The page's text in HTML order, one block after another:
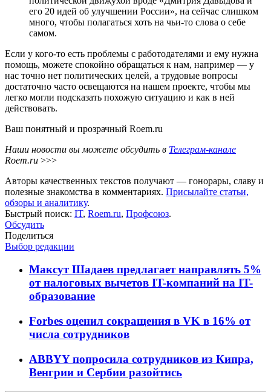
его 20 идей об улучшении России», на сейчас слишком
много, чтобы полагаться хоть на чьи-то слова о себе
самом.
Если у кого-то есть проблемы с работодателями и ему нужна
помощь, можете спокойно обращаться к нам, например — у
нас точно нет политических целей, а трудовые вопросы
достаточно часто освещаются на нашем проекте, чтобы мы
легко могли подсказать похожую ситуацию и как в ней
действовать.
Ваш понятный и прозрачный Roem.ru
Наши новости вы можете обсудить в Телеграм-канале
Roem.ru >>>
Авторы качественных текстов получают — гонорары, славу и
полезные знакомства в комментариях. Присылайте статьи,
обзоры и аналитику.
Быстрый поиск: IT, Roem.ru, Профсоюз.
Обсудить
Поделиться
Выбор редакции
Максут Шадаев предлагает направлять 5%
от налоговых вычетов IT-компаний на IT-
образование
Forbes оценил сокращения в VK в 16% от
числа сотрудников
ABBYY попросила сотрудников из Кипра,
Венгрии и Сербии разойтись